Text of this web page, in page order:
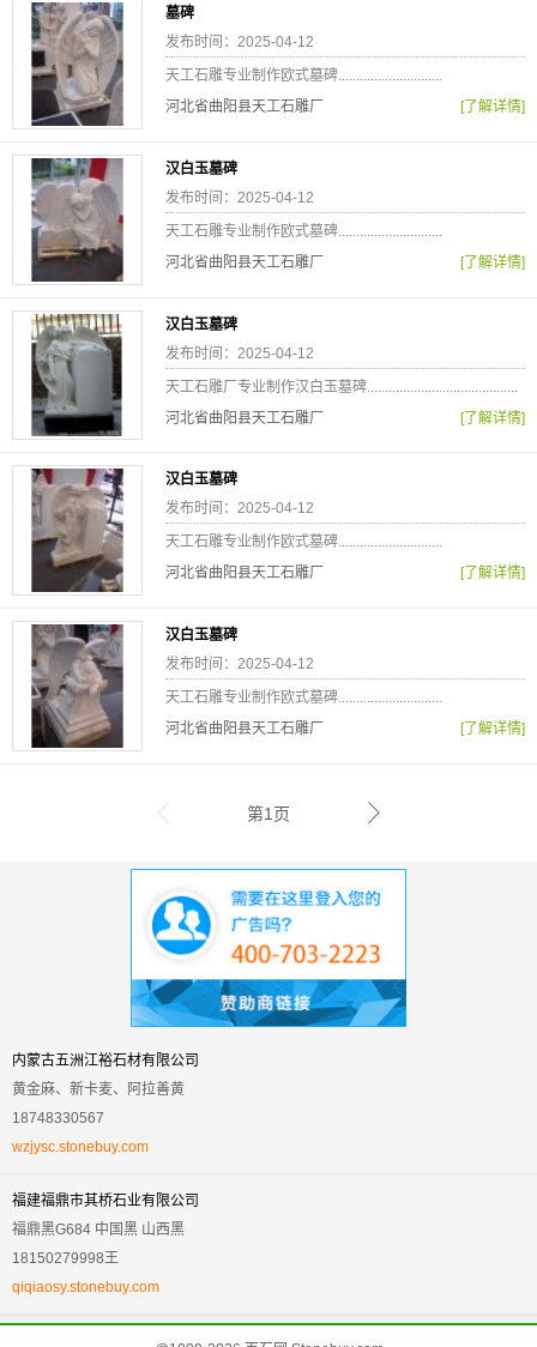
墓碑
发布时间：2025-04-12
天工石雕专业制作欧式墓碑.............................
河北省曲阳县天工石雕厂
[了解详情]
汉白玉墓碑
发布时间：2025-04-12
天工石雕专业制作欧式墓碑.............................
河北省曲阳县天工石雕厂
[了解详情]
汉白玉墓碑
发布时间：2025-04-12
天工石雕厂专业制作汉白玉墓碑..........................................
河北省曲阳县天工石雕厂
[了解详情]
汉白玉墓碑
发布时间：2025-04-12
天工石雕专业制作欧式墓碑.............................
河北省曲阳县天工石雕厂
[了解详情]
汉白玉墓碑
发布时间：2025-04-12
天工石雕专业制作欧式墓碑.............................
河北省曲阳县天工石雕厂
[了解详情]
第1页
内蒙古五洲江裕石材有限公司
黄金麻、新卡麦、阿拉善黄
18748330567
wzjysc.stonebuy.com
福建福鼎市其桥石业有限公司
福鼎黑G684 中国黑 山西黑
18150279998王
qiqiaosy.stonebuy.com